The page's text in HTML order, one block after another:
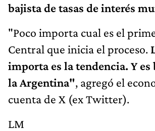
bajista de tasas de interés
"Poco importa cual es el
Central que inicia el proceso.
importa es la tendencia. Y es
la Argentina", agregó el
cuenta de X (ex Twitter).
LM